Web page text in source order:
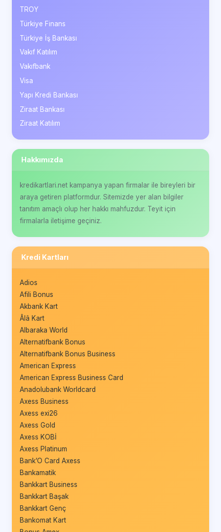
TROY
Türkiye Finans
Türkiye İş Bankası
Vakıf Katılım
Vakıfbank
Visa
Yapı Kredi Bankası
Ziraat Bankası
Ziraat Katılım
Hakkımızda
kredikartlari.net kampanya yapan firmalar ile bireyleri bir
araya getiren platformdur. Sitemizde yer alan bilgiler
tanıtım amaçlı olup her hakkı mahfuzdur. Teyit için
firmalarla iletişime geçiniz.
Kredi Kartları
Adios
Afili Bonus
Akbank Kart
Âlâ Kart
Albaraka World
Alternatifbank Bonus
Alternatifbank Bonus Business
American Express
American Express Business Card
Anadolubank Worldcard
Axess Business
Axess exi26
Axess Gold
Axess KOBİ
Axess Platinum
Bank’O Card Axess
Bankamatik
Bankkart Business
Bankkart Başak
Bankkart Genç
Bankomat Kart